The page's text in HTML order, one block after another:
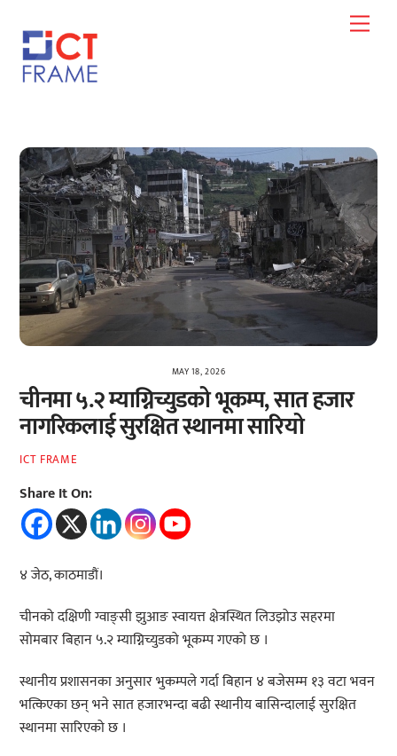
content
MAY 18, 2026
चीनमा ५.२ म्याग्निच्युडको भूकम्प, सात हजार
नागरिकलाई सुरक्षित स्थानमा सारियो
ICT FRAME
Share It On:
४ जेठ, काठमाडौं।
चीनको दक्षिणी ग्वाङ्सी झुआङ स्वायत्त क्षेत्रस्थित लिउझोउ सहरमा
सोमबार बिहान ५.२ म्याग्निच्युडको भूकम्प गएको छ ।
स्थानीय प्रशासनका अनुसार भुकम्पले गर्दा बिहान ४ बजेसम्म १३ वटा भवन
भत्किएका छन् भने सात हजारभन्दा बढी स्थानीय बासिन्दालाई सुरक्षित
स्थानमा सारिएको छ ।